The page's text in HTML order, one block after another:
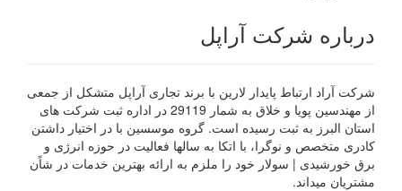
درباره شرکت آراپل
شرکت آراد ارتباط پایدار لارین با برند تجاری آراپل متشکل از جمعی
از مهندسین پویا و خلاق به شمار 29119 در اداره ثبت شرکت های
استان البرز به ثبت رسیده است. گروه موسسین با در اختیار داشتن
کادری متخصص و نوگرا، با اتکا به سالها فعالیت در حوزه انرژی و
برق خورشیدی | سولار خود را ملزم به ارائه بهترین خدمات در شاًن
مشتریان میداند.